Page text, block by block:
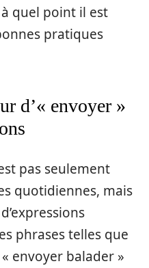
quel point il est
pratiques
d’« envoyer »
pas seulement
quotidiennes, mais
phrases telles que
« envoyer balader »